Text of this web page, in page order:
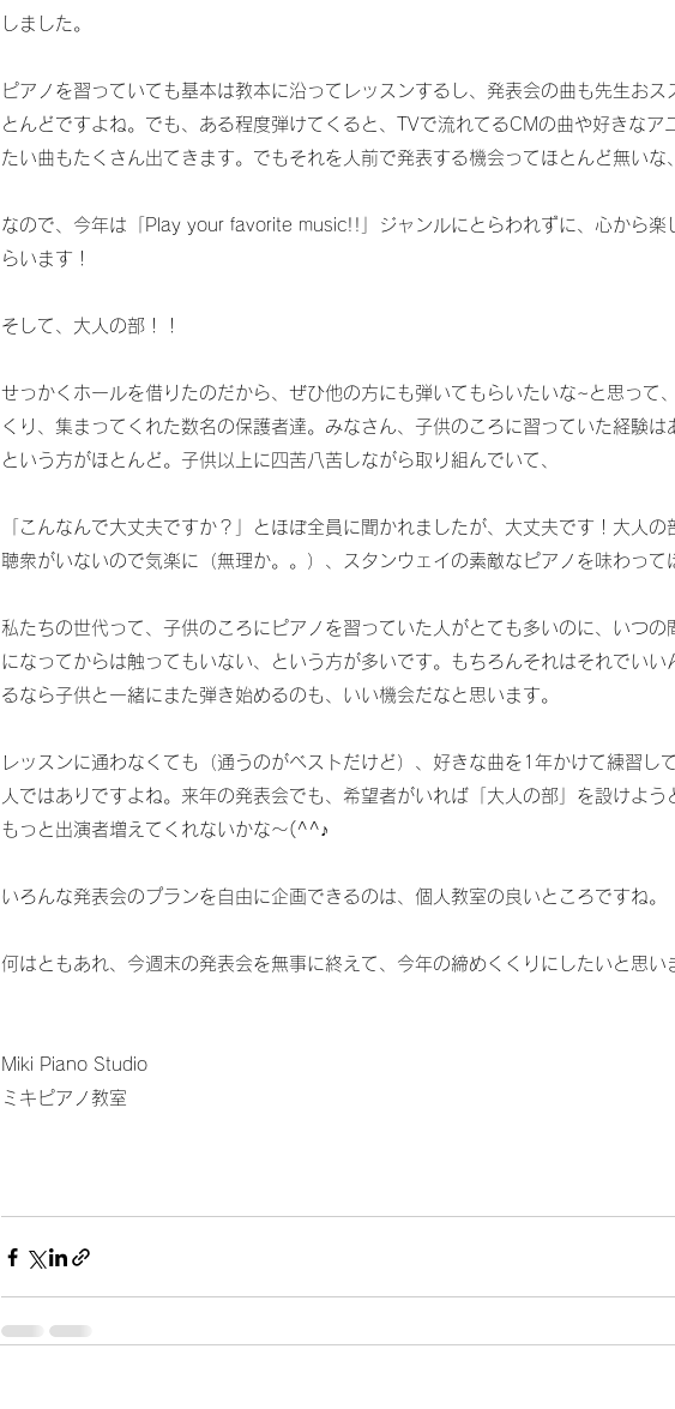
しました。
ピアノを習っていても基本は教本に沿ってレッスンするし、発表会の曲も先生おス
とんどですよね。でも、ある程度弾けてくると、TVで流れてるCMの曲や好きなア
たい曲もたくさん出てきます。でもそれを人前で発表する機会ってほとんど無いな
なので、今年は「Play your favorite music!!」ジャンルにとらわれずに、心から楽
らいます！
そして、大人の部！！
せっかくホールを借りたのだから、ぜひ他の方にも弾いてもらいたいな~と思って
くり、集まってくれた数名の保護者達。みなさん、子供のころに習っていた経験は
という方がほとんど。子供以上に四苦八苦しながら取り組んでいて、
「こんなんで大丈夫ですか？」とほぼ全員に聞かれましたが、大丈夫です！大人
聴衆がいないので気楽に（無理か。。）、スタンウェイの素敵なピアノを味わって
私たちの世代って、子供のころにピアノを習っていた人がとても多いのに、いつの
になってからは触ってもいない、という方が多いです。もちろんそれはそれでいい
るなら子供と一緒にまた弾き始めるのも、いい機会だなと思います。
レッスンに通わなくても（通うのがベストだけど）、好きな曲を1年かけて練習し
人ではありですよね。来年の発表会でも、希望者がいれば「大人の部」を設けよう
もっと出演者増えてくれないかな～(^^♪
いろんな発表会のプランを自由に企画できるのは、個人教室の良いところですね。
何はともあれ、今週末の発表会を無事に終えて、今年の締めくくりにしたいと思い
Miki Piano Studio
ミキピアノ教室